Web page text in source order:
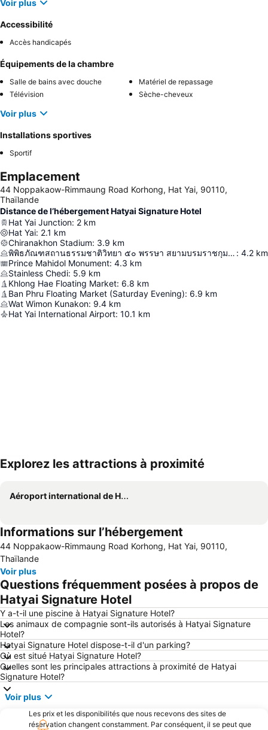
Voir plus
Accessibilité
Accès handicapés
Équipements de la chambre
Salle de bains avec douche
Matériel de repassage
Télévision
Sèche-cheveux
Voir plus
Installations sportives
Sportif
Emplacement
44 Noppakaow-Rimmaung Road Korhong, Hat Yai, 90110,
Thaïlande
Distance de l’hébergement Hatyai Signature Hotel
Hat Yai Junction: 2 km
Hat Yai: 2.1 km
Chiranakhon Stadium: 3.9 km
พิพิธภัณฑสถานธรรมชาติวิทยา ๕๐ พรรษา สยามบรมราชกุมารี : 4.2 km
Prince Mahidol Monument: 4.3 km
Stainless Chedi: 5.9 km
Khlong Hae Floating Market: 6.8 km
Ban Phru Floating Market (Saturday Evening): 6.9 km
Wat Wimon Kunakon: 9.4 km
Hat Yai International Airport: 10.1 km
Explorez les attractions à proximité
Aéroport international de Hat Yai
Informations sur l’hébergement
44 Noppakaow-Rimmaung Road Korhong, Hat Yai, 90110,
Thaïlande
Voir plus
Questions fréquemment posées à propos de
Hatyai Signature Hotel
Y a-t-il une piscine à Hatyai Signature Hotel?
Les animaux de compagnie sont-ils autorisés à Hatyai Signature
Hotel?
Hatyai Signature Hotel dispose-t-il d'un parking?
Où est situé Hatyai Signature Hotel?
Quelles sont les principales attractions à proximité de Hatyai
Signature Hotel?
Voir plus
Les prix et les disponibilités que nous recevons des sites de
réservation changent constamment. Par conséquent, il se peut que